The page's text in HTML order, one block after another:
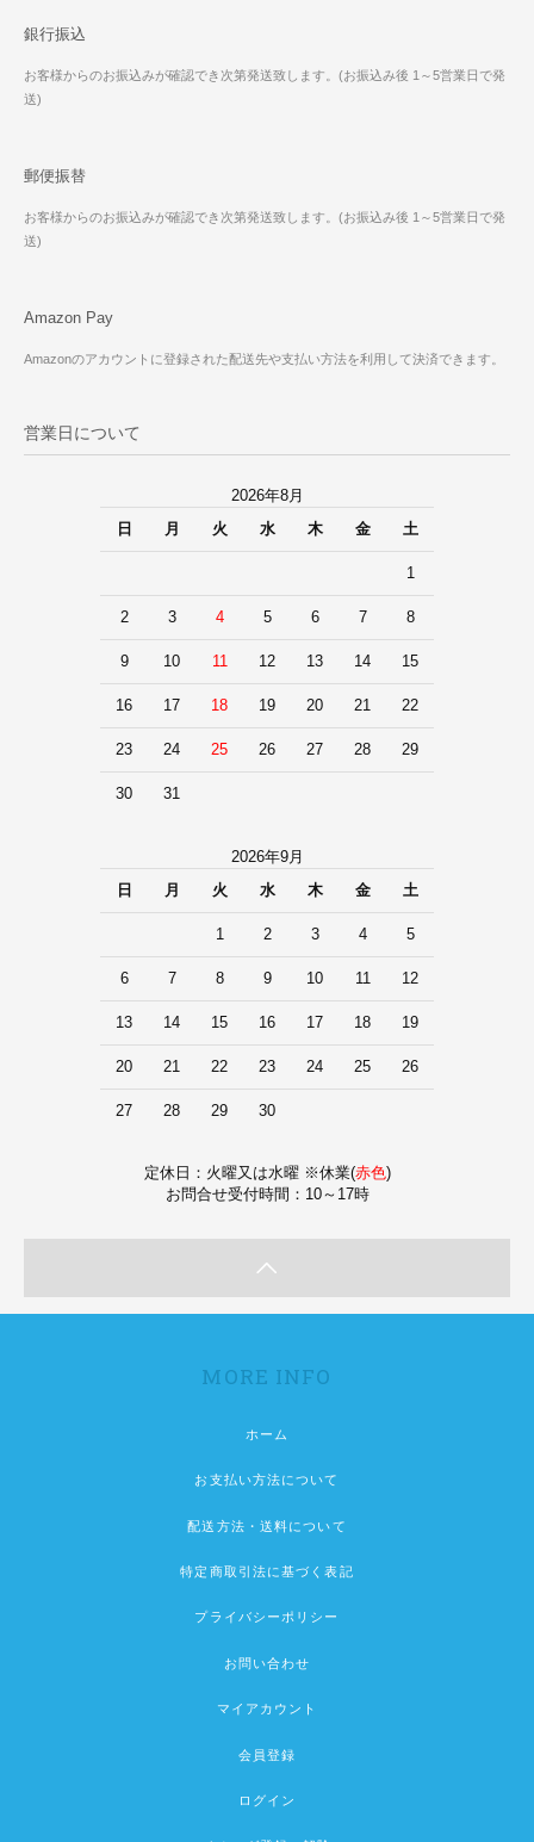
銀行振込
お客様からのお振込みが確認でき次第発送致します。(お振込み後 1～5営業日で発
送)
郵便振替
お客様からのお振込みが確認でき次第発送致します。(お振込み後 1～5営業日で発
送)
Amazon Pay
Amazonのアカウントに登録された配送先や支払い方法を利用して決済できます。
営業日について
2026年8月
日
月 火 水 木 金 土
1
2 3 4 5 6 7 8
9 10 11 12 13 14 15
16 17 18 19 20 21 22
23 24 25 26 27 28 29
30 31
2026年9月
日
月 火 水 木 金 土
1 2 3 4 5
6 7 8 9 10 11 12
13 14 15 16 17 18 19
20 21 22 23 24 25 26
27 28 29 30
定休日：火曜又は水曜 ※休業(赤色)
お問合せ受付時間：10～17時
MORE INFO
ホーム
お支払い方法について
配送方法・送料について
特定商取引法に基づく表記
プライバシーポリシー
お問い合わせ
マイアカウント
会員登録
ログイン